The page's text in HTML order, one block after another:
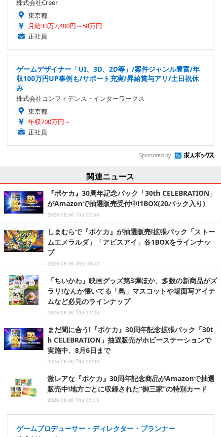
株式会社Creer
東京都
月給33万7,400円～58万円
正社員
ゲームデザイナー「UI、3D、2D等」/案件ジャンル豊富/年
収100万円UP事例も/サポート充実/昇給賞与アリ/土日祝休
み
株式会社コンフィデンス・インターワークス
東京都
年収700万円～
正社員
Sponsored by
関連ニュース
『ポケカ』30周年記念パック「30th CELEBRATION」
がAmazonで抽選販売受付中!1BOX(20パック入り)
2026.08.06 Thu 03:30
しまむらで『ポケカ』が抽選販売!拡張パック「ストー
ムエメラルダ」「アビスアイ」各1BOXをラインナッ
プ
2026.08.05 Wed 05:00
「ちいかわ」映画グッズ第3弾ほか、多数の新商品がズ
ラリ!なんか懐いてる「鳥」マスコットや場面写アイテ
ムなど必見のラインナップ
2026.08.06 Thu 11:25
まだ間に合う!『ポケカ』30周年記念拡張パック「30t
h CELEBRATION」抽選販売がホビーステーションで
実施中、8月6日まで
2026.08.06 Thu 03:00
激レアな『ポケカ』30周年記念商品がAmazonで抽選
販売中!地方ごとに収録された“御三家”の特別カード
2026.08.06 Thu 05:15
ゲームプロデューサー・ディレクター・プランナー